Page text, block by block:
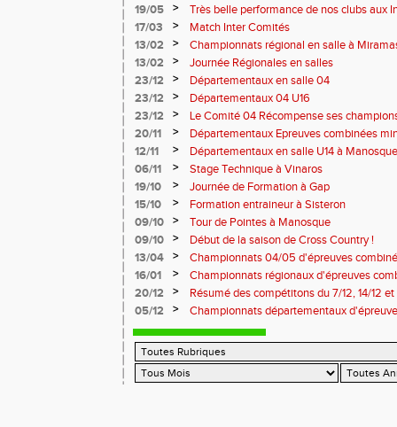
19/05
>
Très belle performance de nos clubs aux
Toulon !
17/03 >
Match Inter Comités
13/02
>
Championnats régional en salle à
13/02
>
Journée Régionales en salles
23/12
>
Départementaux en salle 04
23/12
>
Départementaux 04 U16
23/12
>
Le Comité 04 Récompense ses
20/11
>
Départementaux Epreuves combinées
12/11
>
Départementaux en salle U14 à Manosque
06/11
>
Stage Technique à Vinaros
19/10
>
Journée de Formation à Gap
15/10
>
Formation entraineur à Sisteron
09/10
>
Tour de Pointes à Manosque
09/10
>
Début de la saison de Cross Country !
13/04
>
Championnats 04/05 d'épreuves
16/01
>
Championnats régionaux d'épreuves
20/12
>
Résumé des compétitons du 7/12, 14/12 et
05/12
>
Championnats départementaux